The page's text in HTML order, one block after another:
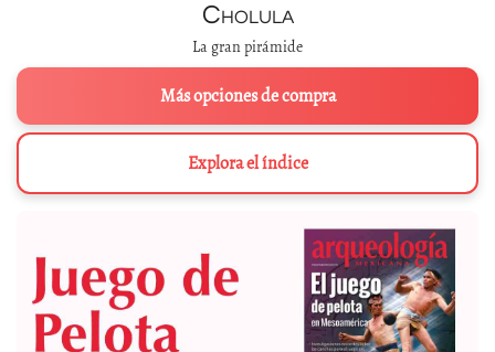
Cholula
La gran pirámide
Más opciones de compra
Explora el índice